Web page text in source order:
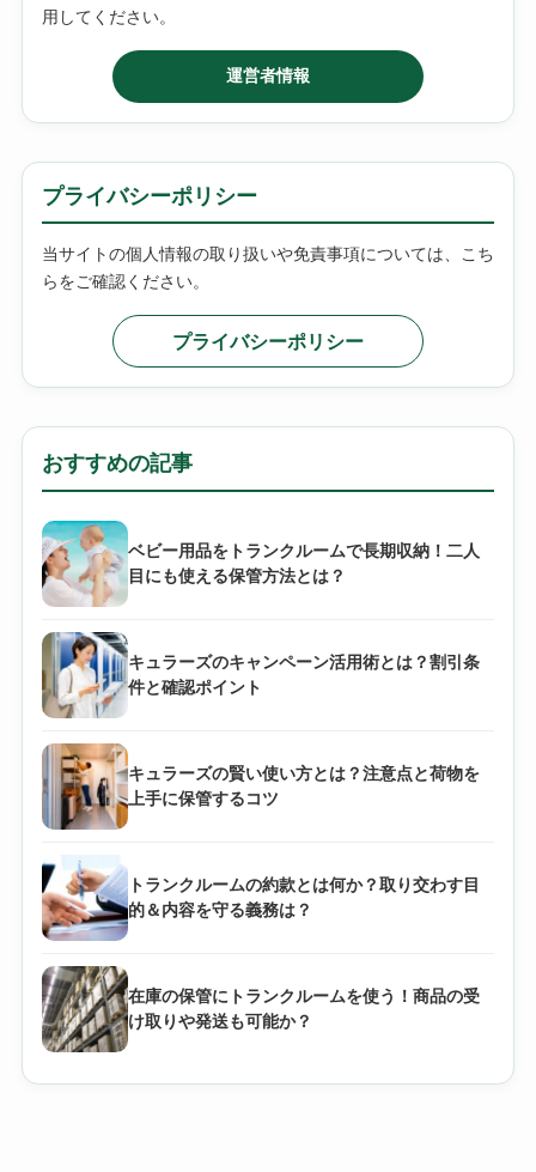
用してください。
運営者情報
プライバシーポリシー
当サイトの個人情報の取り扱いや免責事項については、こち
らをご確認ください。
プライバシーポリシー
おすすめの記事
ベビー用品をトランクルームで長期収納！二人
目にも使える保管方法とは？
キュラーズのキャンペーン活用術とは？割引条
件と確認ポイント
キュラーズの賢い使い方とは？注意点と荷物を
上手に保管するコツ
トランクルームの約款とは何か？取り交わす目
的＆内容を守る義務は？
在庫の保管にトランクルームを使う！商品の受
け取りや発送も可能か？